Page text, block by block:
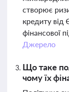
створює
кредиту від
фінансової
Джерело
Що таке
чому їх